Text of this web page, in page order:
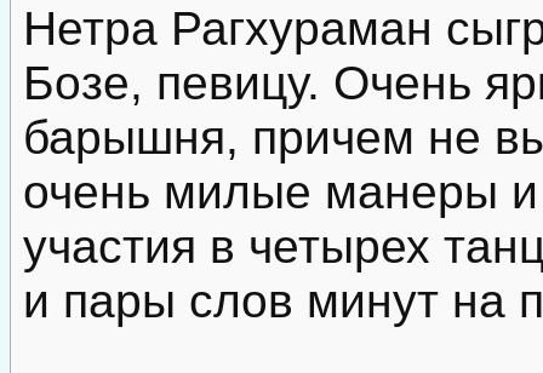
Нетра Рагхураман
Бозе, певицу. Очень
барышня, причем не
очень милые манеры и
участия в четырех
и пары слов минут на